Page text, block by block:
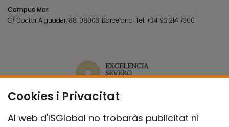
Cookies i Privacitat
Al web d'ISGlobal no trobaràs publicitat ni
Campus Mar
C/ Doctor Aiguader, 88. 08003. Barcelona.Tel.+34 93 214 7300